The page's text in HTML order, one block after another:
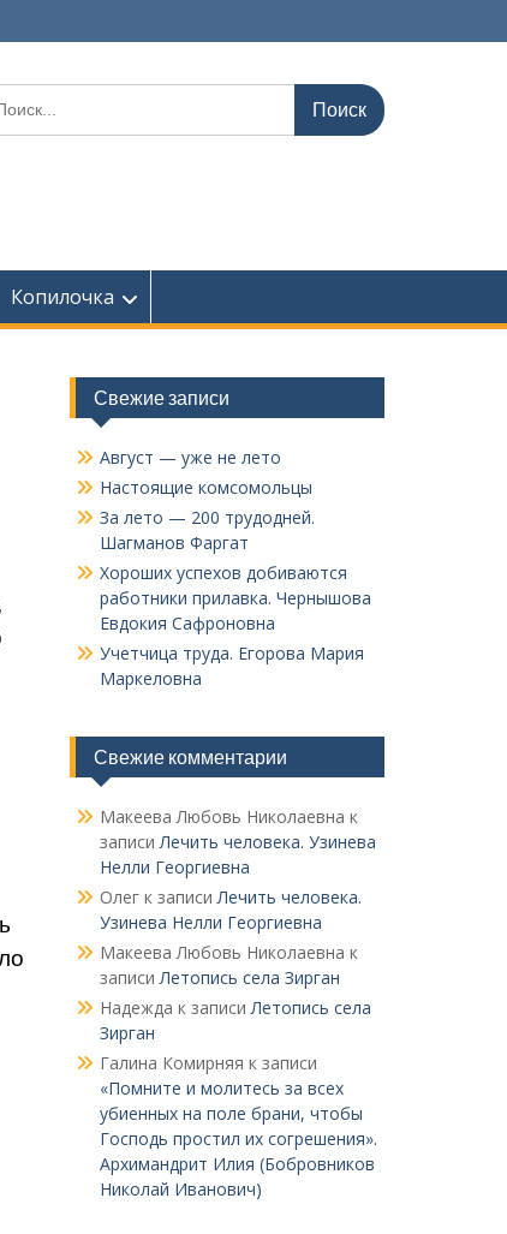
Копилочка
Свежие записи
Август — уже не лето
Настоящие комсомольцы
За лето — 200 трудодней.
Шагманов Фаргат
Хороших успехов добиваются
работники прилавка. Чер­нышова
Евдокия Сафроновна
Учетчица труда. Его­рова Мария
Маркеловна
Свежие комментарии
Макеева Любовь Николаевна к
записиЛечить человека. Узинева
Нелли Георгиевна
Олегк записиЛечить человека.
Узинева Нелли Георгиевна
Макеева Любовь Николаевна к
записиЛетопись села Зирган
Надежда к записиЛетопись села
Зирган
Галина Комирняя к записи
«Помните и молитесь за всех
убиенных на поле брани, чтобы
Господь простил их согрешения».
Архимандрит Илия (Бобровников
Николай Иванович)